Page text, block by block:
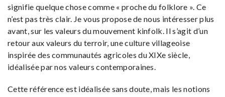
signifie quelque chose comme « proche du folklore ». Ce
n’est pas très clair. Je vous propose de nous intéresser plus
avant, sur les valeurs du mouvement kinfolk. Il s’agit d’un
retour aux valeurs du terroir, une culture villageoise
inspirée des communautés agricoles du XIXe siècle,
idéalisée par nos valeurs contemporaines.
Cette référence est idéalisée sans doute, mais les notions